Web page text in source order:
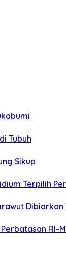
Tubuh
Sikup
Terpilih
Dibiarkan
RI-